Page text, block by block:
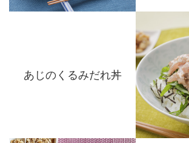
あじのくるみだれ丼